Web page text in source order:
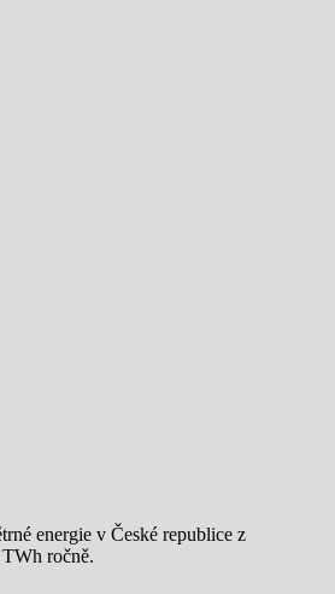
energie v České republice z
ročně.